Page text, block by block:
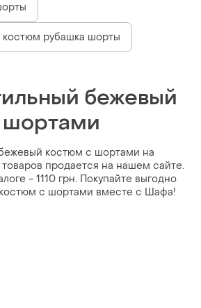
рубашка шорты
бежевый
костюм с шортами на
товаров продается на нашем сайте.
- 1110 грн. Покупайте выгодно
с шортами вместе с Шафа!